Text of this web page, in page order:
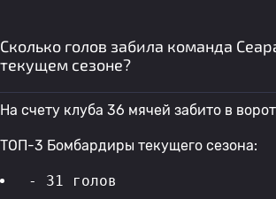
Сколько голов забила команда
текущем сезоне?
На счету клуба 36 мячей забито в
ТОП-3 Бомбардиры текущего сезона:
- 31 голов